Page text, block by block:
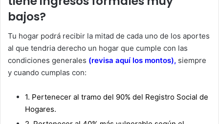
bajos?
Tu hogar podrá recibir la mitad de cada uno de los aportes
al que tendria derecho un hogar que cumple con las
condiciones generales (revisa aquí los montos), siempre
y cuando cumplas con:
1. Pertenecer al tramo del 90% del Registro Social de
Hogares.